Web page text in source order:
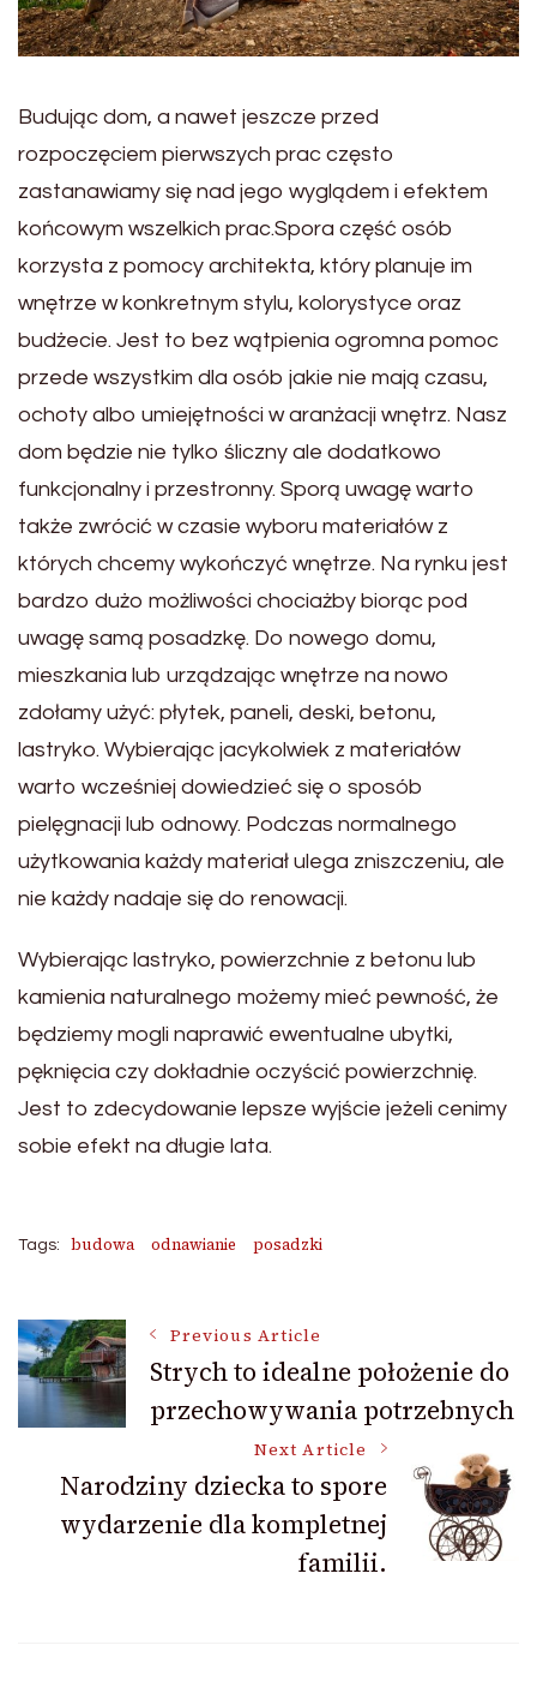
Budując dom, a nawet jeszcze przed
rozpoczęciem pierwszych prac często
zastanawiamy się nad jego wyglądem i efektem
końcowym wszelkich prac.Spora część osób
korzysta z pomocy architekta, który planuje im
wnętrze w konkretnym stylu, kolorystyce oraz
budżecie. Jest to bez wątpienia ogromna pomoc
przede wszystkim dla osób jakie nie mają czasu,
ochoty albo umiejętności w aranżacji wnętrz. Nasz
dom będzie nie tylko śliczny ale dodatkowo
funkcjonalny i przestronny. Sporą uwagę warto
także zwrócić w czasie wyboru materiałów z
których chcemy wykończyć wnętrze. Na rynku jest
bardzo dużo możliwości chociażby biorąc pod
uwagę samą posadzkę. Do nowego domu,
mieszkania lub urządzając wnętrze na nowo
zdołamy użyć: płytek, paneli, deski, betonu,
lastryko. Wybierając jacykolwiek z materiałów
warto wcześniej dowiedzieć się o sposób
pielęgnacji lub odnowy. Podczas normalnego
użytkowania każdy materiał ulega zniszczeniu, ale
nie każdy nadaje się do renowacji.
Wybierając lastryko, powierzchnie z betonu lub
kamienia naturalnego możemy mieć pewność, że
będziemy mogli naprawić ewentualne ubytki,
pęknięcia czy dokładnie oczyścić powierzchnię.
Jest to zdecydowanie lepsze wyjście jeżeli cenimy
sobie efekt na długie lata.
Tags: budowa odnawianie posadzki
Post
Navigation
Previous Article
Strych to idealne położenie do
przechowywania potrzebnych
Next Article
Narodziny dziecka to spore
wydarzenie dla kompletnej
familii.